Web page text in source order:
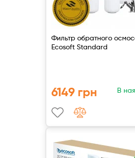
Фильтр обратного
Ecosoft Standard
6149 грн В